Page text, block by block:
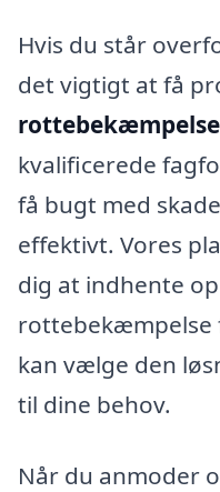
Hvis du står
det vigtigt at få
kvalificerede
få bugt med
effektivt. Vores
dig at indhente
rottebekæmpelse
kan vælge den
til dine behov.
Når du anmoder